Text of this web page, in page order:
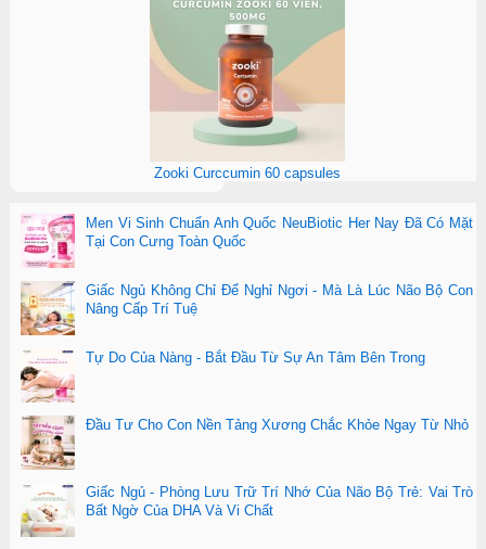
Zooki Curccumin 60 capsules
Men Vi Sinh Chuẩn Anh Quốc NeuBiotic Her Nay Đã Có Mặt
Tại Con Cưng Toàn Quốc
Giấc Ngủ Không Chỉ Để Nghỉ Ngơi - Mà Là Lúc Não Bộ Con
Nâng Cấp Trí Tuệ
Tự Do Của Nàng - Bắt Đầu Từ Sự An Tâm Bên Trong
Đầu Tư Cho Con Nền Tảng Xương Chắc Khỏe Ngay Từ Nhỏ
Giấc Ngủ - Phòng Lưu Trữ Trí Nhớ Của Não Bộ Trẻ: Vai Trò
Bất Ngờ Của DHA Và Vi Chất